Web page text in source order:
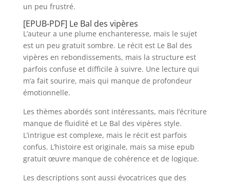
un peu frustré.
[EPUB-PDF] Le Bal des vipères
L’auteur a une plume enchanteresse, mais le sujet
est un peu gratuit sombre. Le récit est Le Bal des
vipères en rebondissements, mais la structure est
parfois confuse et difficile à suivre. Une lecture qui
m’a fait sourire, mais qui manque de profondeur
émotionnelle.
Les thèmes abordés sont intéressants, mais l’écriture
manque de fluidité et Le Bal des vipères style.
L’intrigue est complexe, mais le récit est parfois
confus. L’histoire est originale, mais sa mise epub
gratuit œuvre manque de cohérence et de logique.
Les descriptions sont aussi évocatrices que des